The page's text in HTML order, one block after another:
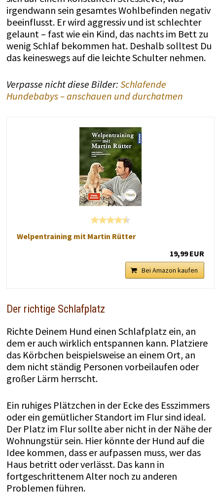
irgendwann sein gesamtes Wohlbefinden negativ
beeinflusst. Er wird aggressiv und ist schlechter
gelaunt – fast wie ein Kind, das nachts im Bett zu
wenig Schlaf bekommen hat. Deshalb solltest Du
das keineswegs auf die leichte Schulter nehmen.
Verpasse nicht diese Bilder: Schlafende
Hundebabys – anschauen und durchatmen
Welpentraining mit Martin Rütter
19,99 EUR
Bei Amazon kaufen
Der richtige Schlafplatz
Richte Deinem Hund einen Schlafplatz ein, an
dem er auch wirklich entspannen kann. Platziere
das Körbchen beispielsweise an einem Ort, an
dem nicht ständig Personen vorbeilaufen oder
großer Lärm herrscht.
Ein ruhiges Plätzchen in der Ecke des Esszimmers
oder ein gemütlicher Standort im Flur sind ideal.
Der Platz im Flur sollte aber nicht in der Nähe der
Wohnungstür sein. Hier könnte der Hund auf die
Idee kommen, dass er aufpassen muss, wer das
Haus betritt oder verlässt. Das kann in
fortgeschrittenem Alter noch zu anderen
Problemen führen.